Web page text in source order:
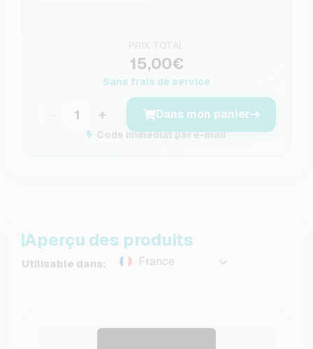
PRIX TOTAL
15,00€
Sans frais de service
+ Dans mon panier
Code immédiat par e-mail
Aperçu des produits
Utilisable dans: France